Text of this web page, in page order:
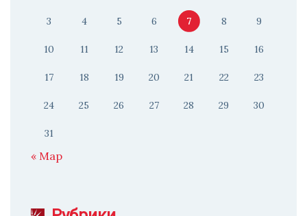
3 4 5 6 7 8 9
10 11 12 13 14 15 16
17 18 19 20 21 22 23
24 25 26 27 28 29 30
31
« Мар